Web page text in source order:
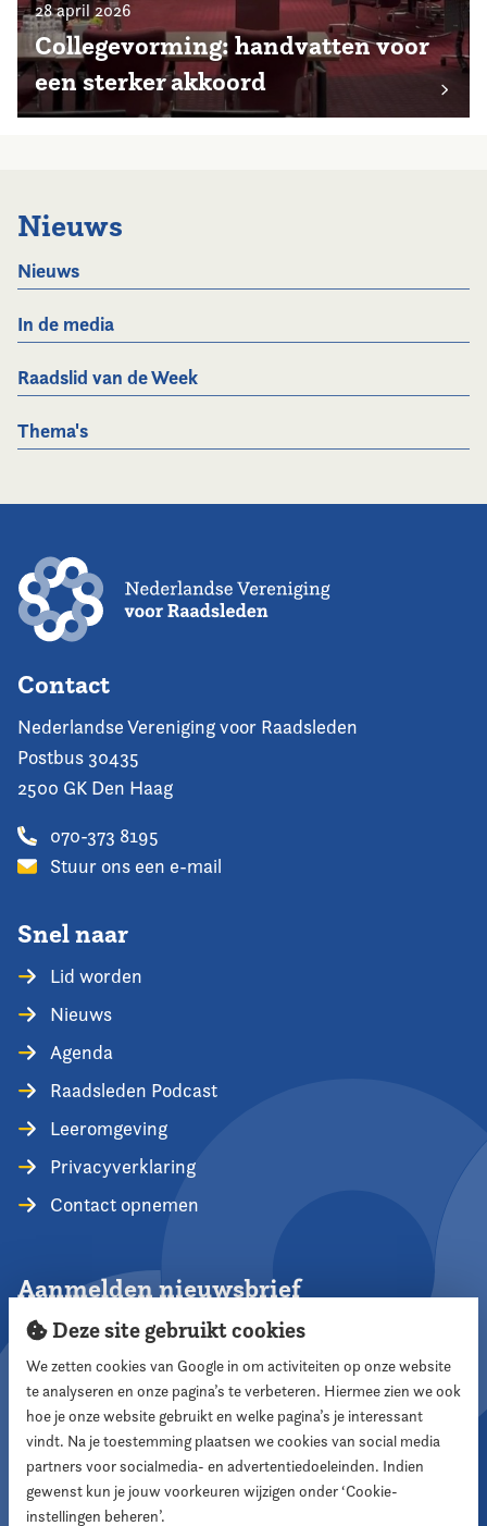
28 april 2026
Collegevorming: handvatten voor
een sterker akkoord
Nieuws
Nieuws
In de media
Raadslid van de Week
Thema's
Contact
Nederlandse Vereniging voor Raadsleden
Postbus 30435
2500 GK Den Haag
070-373 8195
Stuur ons een e-mail
Snel naar
Lid worden
Nieuws
Agenda
Raadsleden Podcast
Leeromgeving
Privacyverklaring
Contact opnemen
Aanmelden nieuwsbrief
Aanmelden
Volg ons
Deze site gebruikt cookies
We zetten cookies van Google in om activiteiten op onze website
te analyseren en onze pagina’s te verbeteren. Hiermee zien we ook
hoe je onze website gebruikt en welke pagina’s je interessant
vindt. Na je toestemming plaatsen we cookies van social media
partners voor socialmedia- en advertentiedoeleinden. Indien
gewenst kun je jouw voorkeuren wijzigen onder ‘Cookie-
instellingen beheren’.